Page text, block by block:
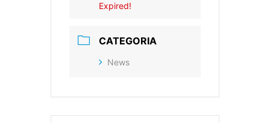
Expired!
CATEGORIA
News